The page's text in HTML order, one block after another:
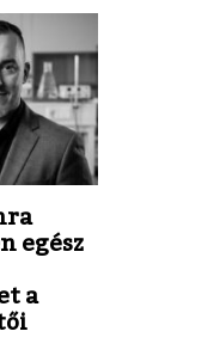
egész
a